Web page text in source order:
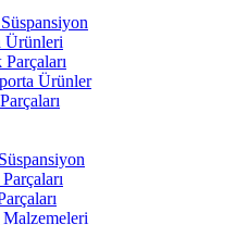
Ürünleri
Ürünler